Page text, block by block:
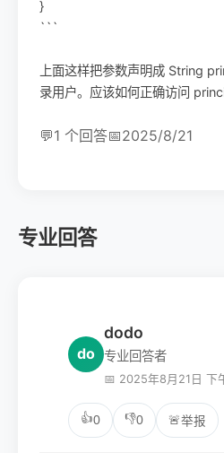
}
```
上面这样把参数声明成 String
录用户。应该如何正确访问
💬1 个回答📅2025/8/21
专业回答
do
dodo
专业回答者
📅 2025年8月21日 下
👍0 👎0 🚨举报